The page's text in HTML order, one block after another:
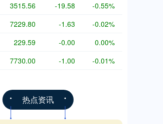
3515.56 -19.58 -0.55%
7229.80 -1.63 -0.02%
229.59 -0.00 0.00%
7730.00 -1.00 -0.01%
热点资讯